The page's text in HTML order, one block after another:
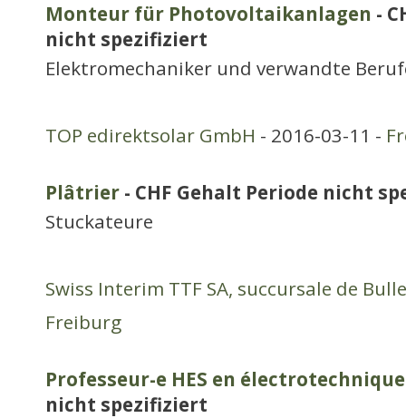
Monteur für Photovoltaikanlagen -
nicht spezifiziert
Elektromechaniker und verwandte
TOP edirektsolar GmbH - 2016-03-11 -
Plâtrier - CHF Gehalt Periode nicht
Stuckateure
Swiss Interim TTF SA, succursale de Bulle
Freiburg
Professeur-e HES en électrotechnique
nicht spezifiziert